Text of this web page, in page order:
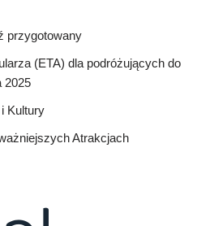
przygotowany
(ETA) dla podróżujących do
2025
Kultury
Atrakcjach